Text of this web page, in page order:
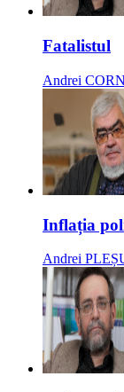
Fatalistul
Andrei
Inflația
Andrei